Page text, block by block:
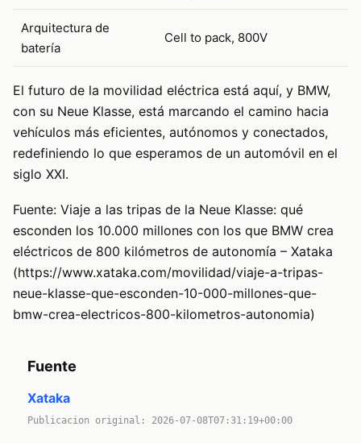
Arquitectura de
batería
Cell to pack, 800V
El futuro de la movilidad eléctrica está aquí, y BMW,
con su Neue Klasse, está marcando el camino hacia
vehículos más eficientes, autónomos y conectados,
redefiniendo lo que esperamos de un automóvil en el
siglo XXI.
Fuente: Viaje a las tripas de la Neue Klasse: qué
esconden los 10.000 millones con los que BMW crea
eléctricos de 800 kilómetros de autonomía – Xataka
(https://www.xataka.com/movilidad/viaje-a-tripas-
neue-klasse-que-esconden-10-000-millones-que-
bmw-crea-electricos-800-kilometros-autonomia)
Fuente
Xataka
Publicacion original: 2026-07-08T07:31:19+00:00